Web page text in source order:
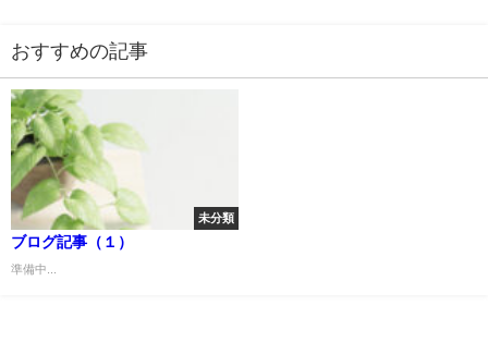
おすすめの記事
未分類
ブログ記事（１）
準備中...